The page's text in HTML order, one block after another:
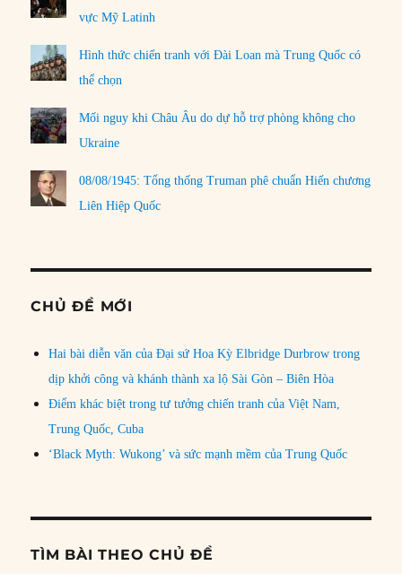
vực Mỹ Latinh
Hình thức chiến tranh với Đài Loan mà Trung Quốc có
thể chọn
Mối nguy khi Châu Âu do dự hỗ trợ phòng không cho
Ukraine
08/08/1945: Tổng thống Truman phê chuẩn Hiến chương
Liên Hiệp Quốc
CHỦ ĐỀ MỚI
Hai bài diễn văn của Đại sứ Hoa Kỳ Elbridge Durbrow trong
dịp khởi công và khánh thành xa lộ Sài Gòn – Biên Hòa
Điểm khác biệt trong tư tưởng chiến tranh của Việt Nam,
Trung Quốc, Cuba
‘Black Myth: Wukong’ và sức mạnh mềm của Trung Quốc
TÌM BÀI THEO CHỦ ĐỀ